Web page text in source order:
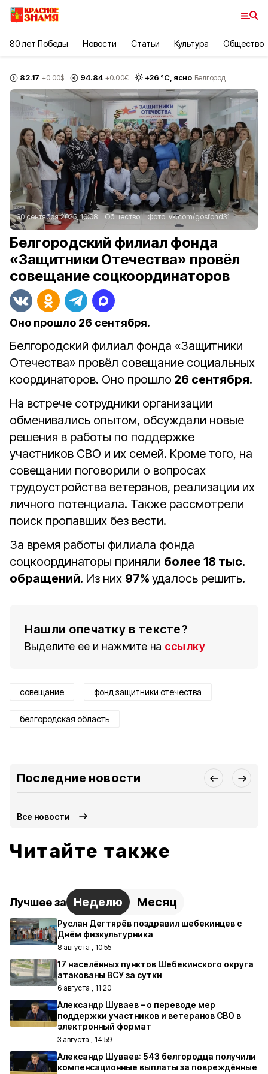
80 лет Победы Новости Статьи Культура Общество
82.17 +0.00$ 94.84 +0.00€ +26 °С, ясно Белгород
30 сентября 2025, 10:08 Общество Фото: vk.com/gosfond31
Белгородский филиал фонда
«Защитники Отечества» провёл
совещание соцкоординаторов
Оно прошло 26 сентября.
Белгородский филиал фонда «Защитники
Отечества» провёл совещание социальных
координаторов. Оно прошло 26 сентября.
На встрече сотрудники организации
обменивались опытом, обсуждали новые
решения в работы по поддержке
участников СВО и их семей. Кроме того, на
совещании поговорили о вопросах
трудоустройства ветеранов, реализации их
личного потенциала. Также рассмотрели
поиск пропавших без вести.
За время работы филиала фонда
соцкоординаторы приняли более 18 тыс.
обращений. Из них 97% удалось решить.
Нашли опечатку в тексте?
Выделите ее и нажмите на ссылку
совещание фонд защитники отечества
белгородская область
Последние новости
Все новости
Читайте также
Лучшее за Неделю Месяц
Руслан Дегтярёв поздравил шебекинцев с
Днём физкультурника
8 августа , 10:55
17 населённых пунктов Шебекинского округа
атакованы ВСУ за сутки
6 августа , 11:20
Александр Шуваев – о переводе мер
поддержки участников и ветеранов СВО в
электронный формат
3 августа , 14:59
Александр Шуваев: 543 белгородца получили
компенсационные выплаты за повреждённые